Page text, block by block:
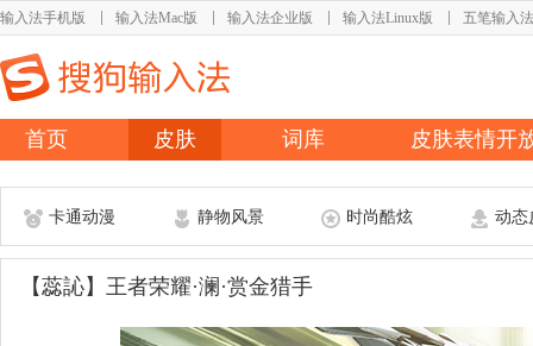
输入法手机版 输入法Mac版 输入法企业版 输入法Linux版 五笔输入法
首页 皮肤 词库 皮肤表情开
卡通动漫 静物风景 时尚酷炫 动态
【蕊訫】王者荣耀·澜·赏金猎手